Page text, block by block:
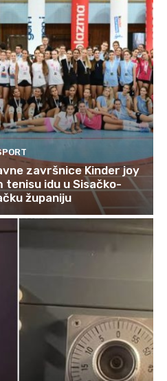
završnice Kinder joy
idu u Sisačko-
županiju